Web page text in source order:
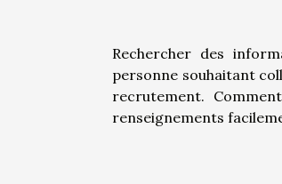
Rechercher des
personne souhaitant
recrutement.
renseignements